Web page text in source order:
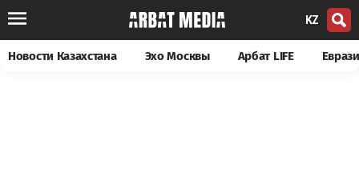
KZ
Новости Казахстана Эхо Москвы Арбат LIFE